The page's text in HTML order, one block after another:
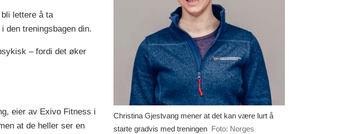
Christina Gjestvang mener at det kan være lurt å
starte gradvis med treningen Foto: Norges
lettere å ta
den treningsbagen din.
– fordi det øker
eier av Exivo Fitness i
at de heller ser en